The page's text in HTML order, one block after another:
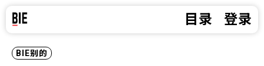
目录 登录
BIE别的